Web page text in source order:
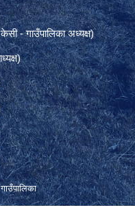
- गाउँपालिका अध्यक्ष)